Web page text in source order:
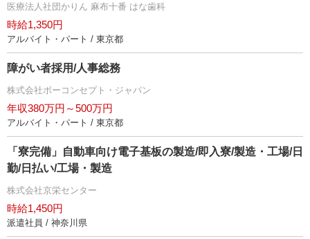
医療法人社団かりん 麻布十番 はな歯科
時給1,350円
アルバイト・パート / 東京都
障がい者採用/人事総務
株式会社ボーコンセプト・ジャパン
年収380万円～500万円
アルバイト・パート / 東京都
「寮完備」自動車向け電子基板の製造/即入寮/製造・工場/日
勤/日払い/工場・製造
株式会社京栄センター
時給1,450円
派遣社員 / 神奈川県